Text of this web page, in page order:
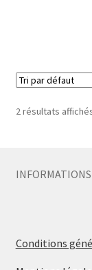
2 résultats
INFORMATIONS
Conditions